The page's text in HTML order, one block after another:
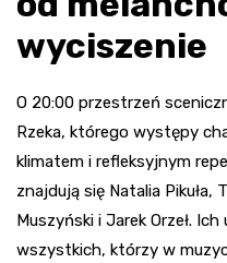
wyciszenie
O 20:00 przestrzeń
Rzeka, którego występy
klimatem i refleksyjnym
znajdują się Natalia Pikuła,
Muszyński i Jarek Orzeł.
wszystkich, którzy w